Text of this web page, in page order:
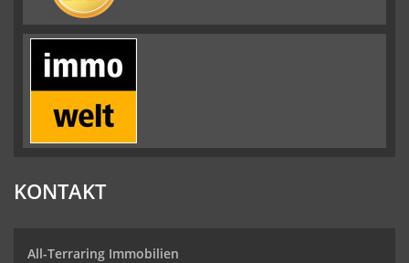
KONTAKT
All-Terraring Immobilien